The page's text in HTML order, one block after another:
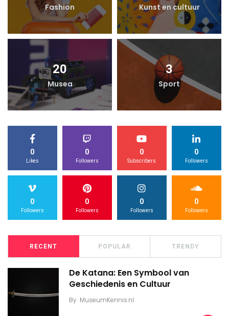
Fashion Kunst en cultuur
20
Musea
3
Sport
0
Likes
0
Followers
0
Subscribers
0
Followers
0
Followers
0
Followers
0
Followers
0
Followers
RECENT POPULAR TRENDY
De Katana: Een Symbool van
Geschiedenis en Cultuur
By MuseumKennis.nl